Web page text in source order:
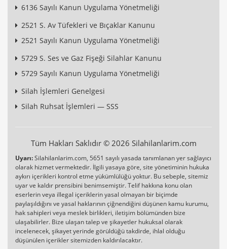
6136 Sayılı Kanun Uygulama Yönetmeliği
2521 S. Av Tüfekleri ve Bıçaklar Kanunu
2521 Sayılı Kanun Uygulama Yönetmeliği
5729 S. Ses ve Gaz Fişeği Silahlar Kanunu
5729 Sayılı Kanun Uygulama Yönetmeliği
Silah İşlemleri Genelgesi
Silah Ruhsat İşlemleri — SSS
Tüm Hakları Saklıdır © 2026 Silahilanlarim.com
Uyarı:Silahilanlarim.com, 5651 sayılı yasada tanımlanan yer sağlayıcı
olarak hizmet vermektedir. İlgili yasaya göre, site yönetiminin hukuka
aykırı içerikleri kontrol etme yükümlülüğü yoktur. Bu sebeple, sitemiz
uyar ve kaldır prensibini benimsemiştir. Telif hakkına konu olan
eserlerin veya illegal içeriklerin yasal olmayan bir biçimde
paylaşıldığını ve yasal haklarının çiğnendiğini düşünen kamu kurumu,
hak sahipleri veya meslek birlikleri, iletişim bölümünden bize
ulaşabilirler. Bize ulaşan talep ve şikayetler hukuksal olarak
incelenecek, şikayet yerinde görüldüğü takdirde, ihlal olduğu
düşünülen içerikler sitemizden kaldırılacaktır.